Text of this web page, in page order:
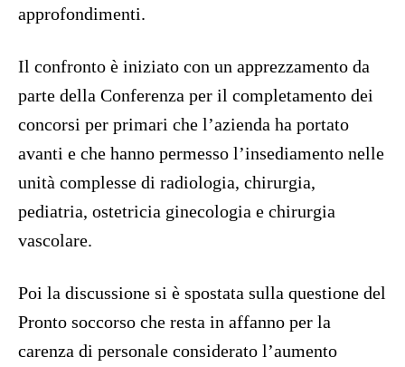
approfondimenti.
Il confronto è iniziato con un apprezzamento da
parte della Conferenza per il completamento dei
concorsi per primari che l’azienda ha portato
avanti e che hanno permesso l’insediamento nelle
unità complesse di radiologia, chirurgia,
pediatria, ostetricia ginecologia e chirurgia
vascolare.
Poi la discussione si è spostata sulla questione del
Pronto soccorso che resta in affanno per la
carenza di personale considerato l’aumento